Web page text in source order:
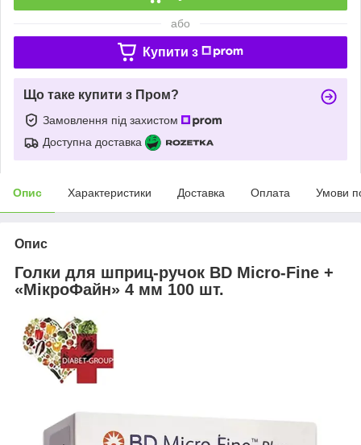
або
Купити з
Що таке купити з Пром?
Замовлення під захистом
Доступна доставка
Опис Характеристики Доставка Оплата Умови
Опис
Голки для шприц-ручок BD Micro-Fine +
«МікроФайн» 4 мм 100 шт.